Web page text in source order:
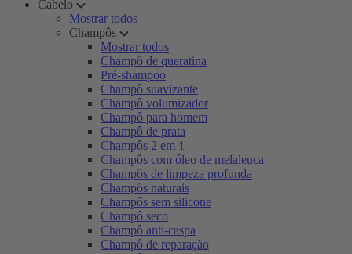
Cabelo
Mostrar todos
Champôs
Mostrar todos
Champô de queratina
Pré-shampoo
Champô suavizante
Champô volumizador
Champô para homem
Champô de prata
Champôs 2 em 1
Champôs com óleo de melaleuca
Champôs de limpeza profunda
Champôs naturais
Champôs sem silicone
Champô seco
Champô anti-caspa
Champô de reparação